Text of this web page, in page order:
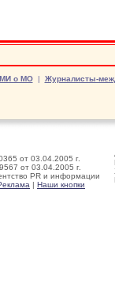
о МО| Журналисты-
от 03.04.2005 г.
от 03.04.2005 г.
PR и информации
| Наши кнопки